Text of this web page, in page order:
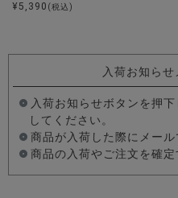
¥ 5,390 (税込)
入荷お知ら
入荷お知らせボタンを押
してください。
商品が入荷した際にメール
商品の入荷やご注文を確定